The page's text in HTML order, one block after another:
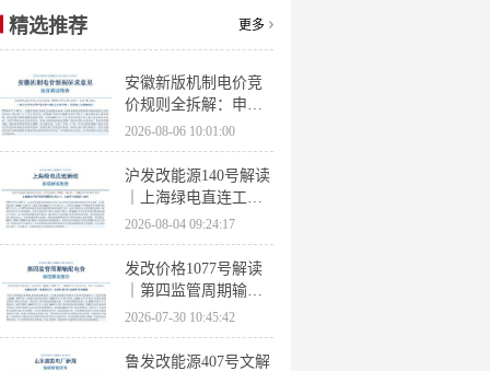
精选推荐 更多
安徽新版机制电价竞
价规则全拆解：申报
条件、保函罚则、出
清机制、聚合商门槛
2026-08-06 10:01:00
沪发改能源140号解读
｜上海绿电直连工作
方案 申报条件、源荷
指标、场景优先级全
梳理
2026-08-04 09:24:17
发改价格1077号解读
｜第四监管周期输配
电价落地 电量电价下
调容量电价上调
2026-07-30 10:45:42
鲁发改能源407号文解